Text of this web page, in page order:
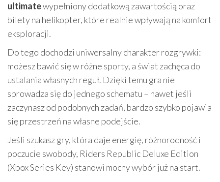
ultimatewypełniony dodatkową zawartością oraz
bilety na helikopter, które realnie wpływają na komfort
eksploracji.
Do tego dochodzi uniwersalny charakter rozgrywki:
możesz bawić się w różne sporty, a świat zachęca do
ustalania własnych reguł. Dzięki temu gra nie
sprowadza się do jednego schematu – nawet jeśli
zaczynasz od podobnych zadań, bardzo szybko pojawia
się przestrzeń na własne podejście.
Jeśli szukasz gry, która daje energię, różnorodność i
poczucie swobody, Riders Republic Deluxe Edition
(Xbox Series Key) stanowi mocny wybór już na start.